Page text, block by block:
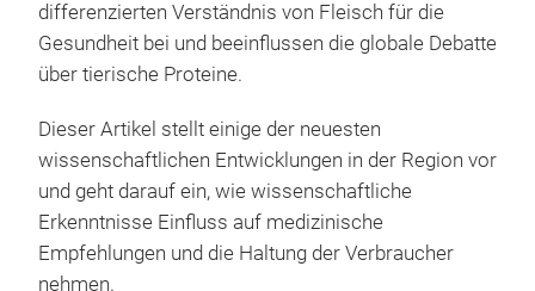
differenzierten Verständnis von Fleisch für die
Gesundheit bei und beeinflussen die globale Debatte
über tierische Proteine.
Dieser Artikel stellt einige der neuesten
wissenschaftlichen Entwicklungen in der Region vor
und geht darauf ein, wie wissenschaftliche
Erkenntnisse Einfluss auf medizinische
Empfehlungen und die Haltung der Verbraucher
nehmen.